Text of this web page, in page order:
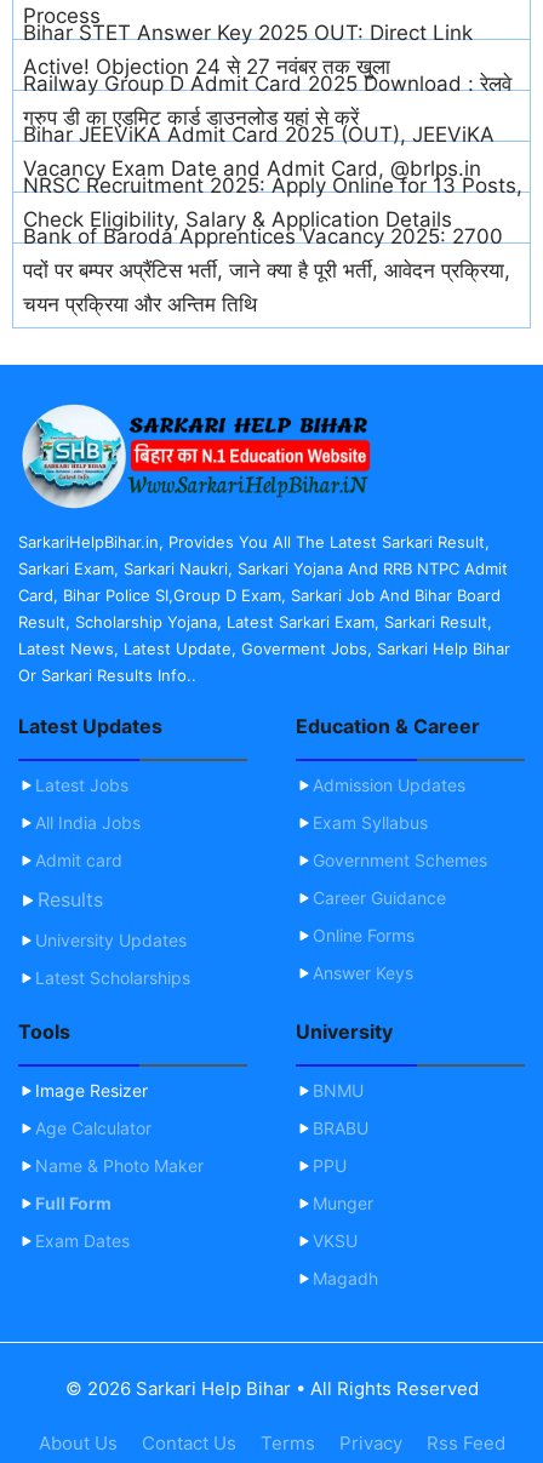
Process
Bihar STET Answer Key 2025 OUT: Direct Link
Active! Objection 24 से 27 नवंबर तक खुला
Railway Group D Admit Card 2025 Download : रेलवे
ग्रुप डी का एडमिट कार्ड डाउनलोड यहां से करें
Bihar JEEViKA Admit Card 2025 (OUT), JEEViKA
Vacancy Exam Date and Admit Card, @brlps.in
NRSC Recruitment 2025: Apply Online for 13 Posts,
Check Eligibility, Salary & Application Details
Bank of Baroda Apprentices Vacancy 2025: 2700
पदों पर बम्पर अप्रैंटिस भर्ती, जाने क्या है पूरी भर्ती, आवेदन प्रक्रिया,
चयन प्रक्रिया और अन्तिम तिथि
SarkariHelpBihar.in, Provides You All The Latest Sarkari Result,
Sarkari Exam, Sarkari Naukri, Sarkari Yojana And RRB NTPC Admit
Card, Bihar Police SI,Group D Exam, Sarkari Job And Bihar Board
Result, Scholarship Yojana, Latest Sarkari Exam, Sarkari Result,
Latest News, Latest Update, Goverment Jobs, Sarkari Help Bihar
Or Sarkari Results Info..
Latest Updates
Latest Jobs
All India Jobs
Admit card
Results
University Updates
Latest Scholarships
Education & Career
Admission Updates
Exam Syllabus
Government Schemes
Career Guidance
Online Forms
Answer Keys
Tools
Image Resizer
Age Calculator
Name & Photo Maker
Full Form
Exam Dates
University
BNMU
BRABU
PPU
Munger
VKSU
Magadh
© 2026 Sarkari Help Bihar • All Rights Reserved
About Us Contact Us Terms Privacy
Rss Feed